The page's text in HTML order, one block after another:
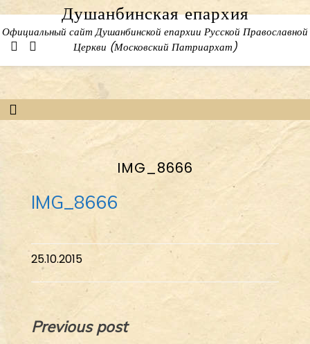
content
Душанбинская епархия
Официальный сайт Душанбинской епархии Русской Православной
Церкви (Московский Патриархат)
IMG_8666
IMG_8666
25.10.2015
Навигация
Previous post